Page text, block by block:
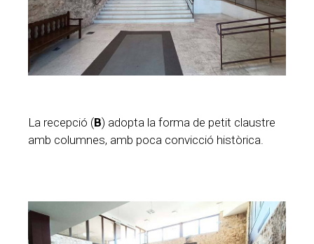
La recepció (B) adopta la forma de petit claustre
amb columnes, amb poca convicció històrica.